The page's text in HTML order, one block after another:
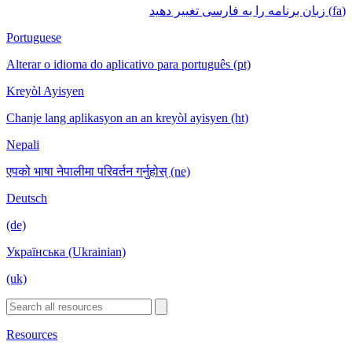
(fa) زبان برنامه را به فارسی تغییر دهید
Portuguese
Alterar o idioma do aplicativo para português (pt)
Kreyòl Ayisyen
Chanje lang aplikasyon an an kreyòl ayisyen (ht)
Nepali
एपको भाषा नेपालीमा परिवर्तन गर्नुहोस् (ne)
Deutsch
(de)
Українська (Ukrainian)
(uk)
Resources